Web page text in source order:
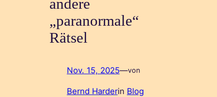
andere
„paranormale“
Rätsel
Nov. 15, 2025—von
Bernd Harderin Blog